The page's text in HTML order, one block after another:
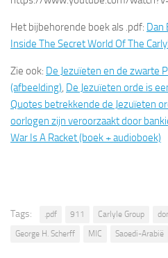
Het bijbehorende boek als .pdf: Dan
Inside The Secret World Of The
Zie ook: De Jezuïeten en de zwarte
(afbeelding), De Jezuïeten orde is
Quotes betrekkende de Jezuïeten
oorlogen zijn veroorzaakt door
War Is A Racket (boek + audioboek)
Tags: .pdf 911 Carlyle Group
George H. Scherff
MIC Saoedi-Arabië